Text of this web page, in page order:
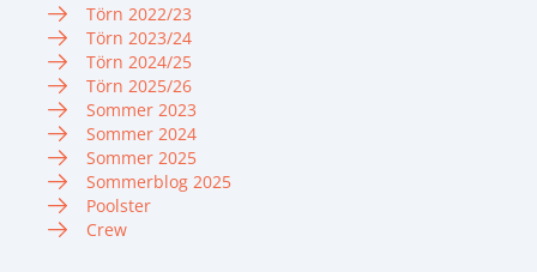
Törn 2022/23
Törn 2023/24
Törn 2024/25
Törn 2025/26
Sommer 2023
Sommer 2024
Sommer 2025
Sommerblog 2025
Poolster
Crew